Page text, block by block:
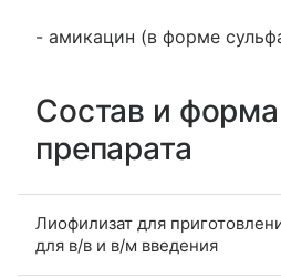
- амикацин (в форме
Состав и
препарата
Лиофилизат для
для в/в и в/м введения